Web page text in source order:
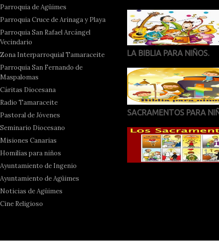
Parroquia de Agüimes
Parroquia Cruce de Arinaga y Playa
Parroquia San Rafael Arcángel
Vecindario
Zona Interparroquial Tamaraceite
Parroquia San Fernando de
Maspalomas
Cáritas Diocesana
Radio Tamaraceite
Pastoral de Jóvenes
Seminario Diocesano
Misiones Canarias
Homilías para niños
Ayuntamiento de Ingenio
Ayuntamiento de Agüimes
Noticias de Agüimes
Cine Religioso
LA BIBLIA PARA NIÑOS.
SACRAMENTOS PARA